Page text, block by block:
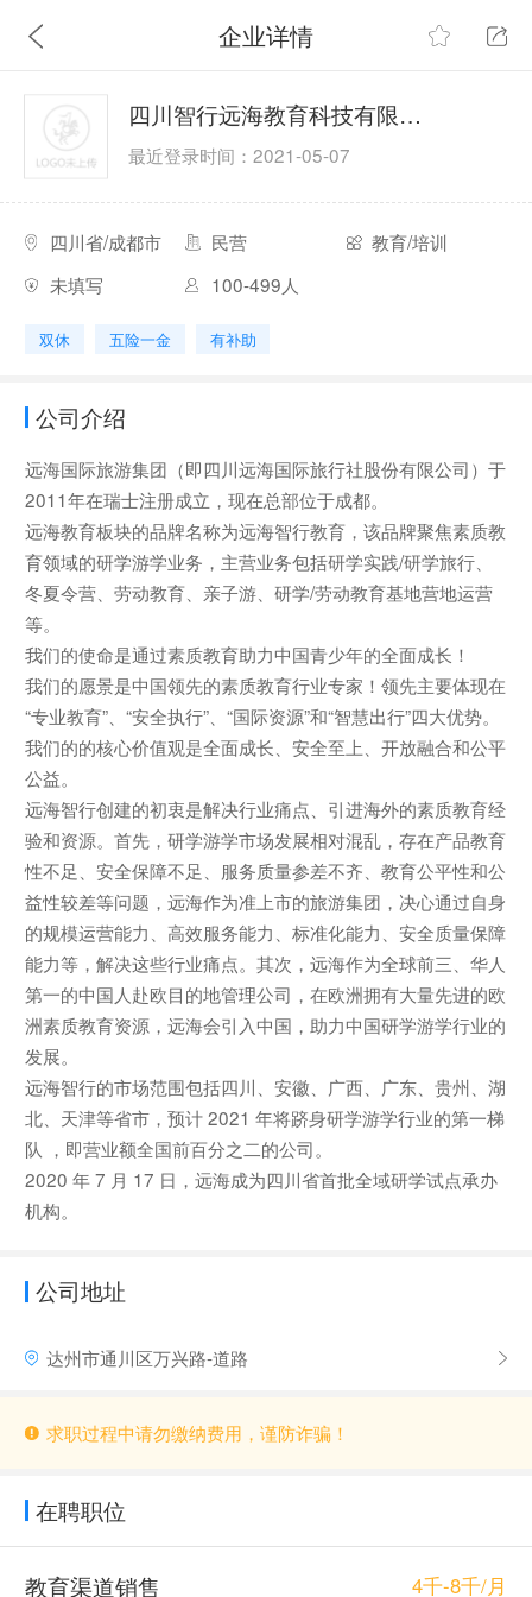
企业详情
四川智行远海教育科技有限公司
最近登录时间：2021-05-07
四川省/成都市 民营
教育/培训
未填写
100-499人
双休 五险一金 有补助
公司介绍
远海国际旅游集团（即四川远海国际旅行社股份有限公司）于
2011年在瑞士注册成立，现在总部位于成都。
远海教育板块的品牌名称为远海智行教育，该品牌聚焦素质教
育领域的研学游学业务，主营业务包括研学实践/研学旅行、
冬夏令营、劳动教育、亲子游、研学/劳动教育基地营地运营
等。
我们的使命是通过素质教育助力中国青少年的全面成长！
我们的愿景是中国领先的素质教育行业专家！领先主要体现在
“专业教育”、“安全执行”、“国际资源”和“智慧出行”四大优势。
我们的的核心价值观是全面成长、安全至上、开放融合和公平
公益。
远海智行创建的初衷是解决行业痛点、引进海外的素质教育经
验和资源。首先，研学游学市场发展相对混乱，存在产品教育
性不足、安全保障不足、服务质量参差不齐、教育公平性和公
益性较差等问题，远海作为准上市的旅游集团，决心通过自身
的规模运营能力、高效服务能力、标准化能力、安全质量保障
能力等，解决这些行业痛点。其次，远海作为全球前三、华人
第一的中国人赴欧目的地管理公司，在欧洲拥有大量先进的欧
洲素质教育资源，远海会引入中国，助力中国研学游学行业的
发展。
远海智行的市场范围包括四川、安徽、广西、广东、贵州、湖
北、天津等省市，预计 2021 年将跻身研学游学行业的第一梯
队 ，即营业额全国前百分之二的公司。
2020 年 7 月 17 日，远海成为四川省首批全域研学试点承办
机构。
公司地址
达州市通川区万兴路-道路
求职过程中请勿缴纳费用，谨防诈骗！
在聘职位
教育渠道销售 4千-8千/月